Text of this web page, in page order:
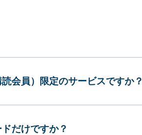
会員）限定のサービスですか？
だけですか？